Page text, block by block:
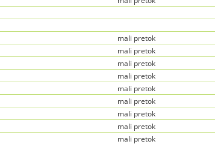
mali pretok
mali pretok
mali pretok
mali pretok
mali pretok
mali pretok
mali pretok
mali pretok
mali pretok